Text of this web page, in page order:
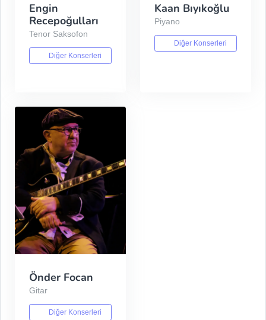
Engin
Recepoğulları
Tenor Saksofon
Diğer Konserleri
Kaan Bıyıkoğlu
Piyano
Diğer Konserleri
Önder Focan
Gitar
Diğer Konserleri